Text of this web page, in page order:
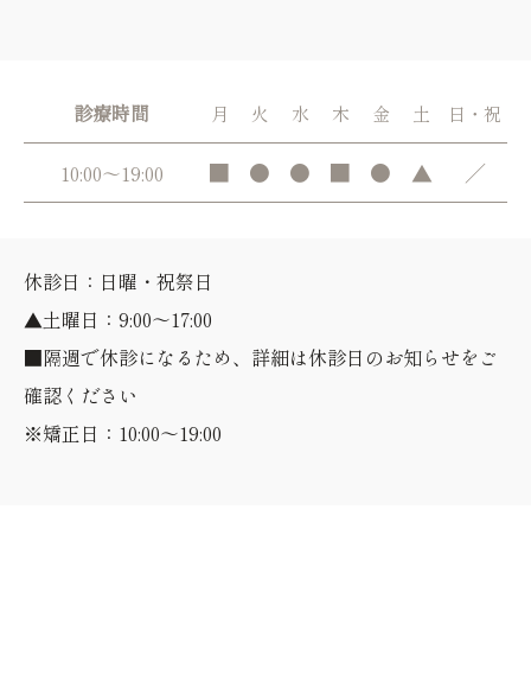
診療時間 月 火 水 木 金 土 日・祝
10:00～19:00 ■ ● ● ■ ● ▲ ／
休診日：日曜・祝祭日
▲土曜日：9:00～17:00
■隔週で休診になるため、詳細は休診日のお知らせをご
確認ください
※矯正日：10:00～19:00